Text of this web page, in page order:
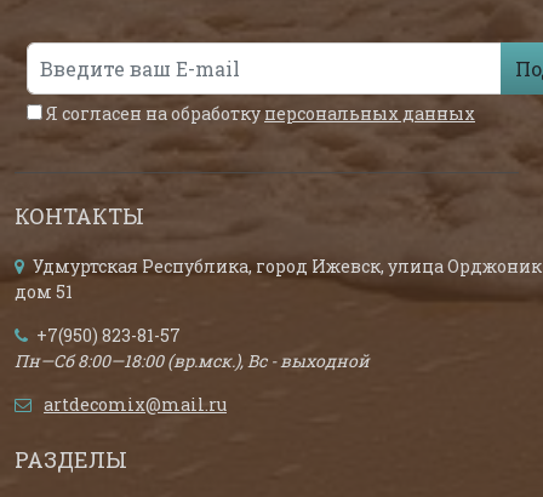
Я согласен на обработку персональных данных
КОНТАКТЫ
Удмуртская Республика, город Ижевск, улица
дом 51
+7(950) 823-81-57
Пн—Сб 8:00—18:00 (вр.мск.), Вс - выходной
artdecomix@mail.ru
РАЗДЕЛЫ